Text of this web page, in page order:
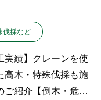
伐採など
実績】クレーンを使
高木・特殊伐採も施
ご紹介【倒木・危険